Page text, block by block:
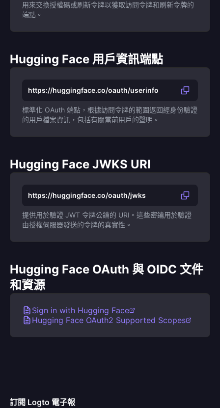
用來交換授權碼或刷新令牌以獲取訪問令牌和刷新令牌的
端點。
Hugging Face 用戶資訊端點
https://huggingface.co/oauth/userinfo
標準化 OAuth 端點，根據訪問令牌的範圍返回經身份驗證
的用戶檔案資訊，包括有關當前用戶的聲明。
Hugging Face JWKS URI
https://huggingface.co/oauth/jwks
提供用於驗證 JWT 令牌公鑰的 URI。這些密鑰用於驗證
由授權伺服器發送的令牌的真實性。
Hugging Face OAuth 與 OIDC 文件
和資源
Sign in with Hugging Face
Hugging Face OAuth2 Supported Scopes
訂閱 Logto 電子報